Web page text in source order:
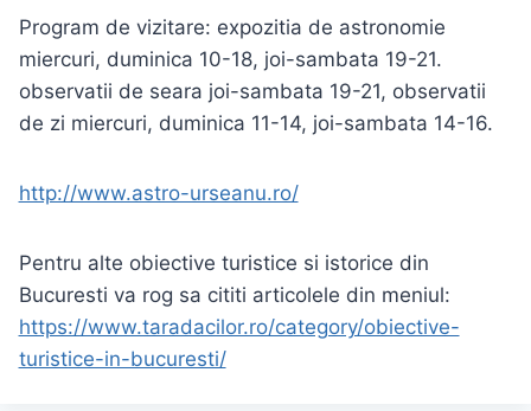
Program de vizitare: expozitia de astronomie
miercuri, duminica 10-18, joi-sambata 19-21.
observatii de seara joi-sambata 19-21, observatii
de zi miercuri, duminica 11-14, joi-sambata 14-16.
http://www.astro-urseanu.ro/
Pentru alte obiective turistice si istorice din
Bucuresti va rog sa cititi articolele din meniul:
https://www.taradacilor.ro/category/obiective-
turistice-in-bucuresti/